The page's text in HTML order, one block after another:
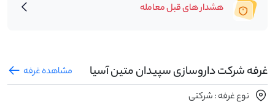
هشدار های قبل معامله
غرفه شرکت داروسازی سپیدان متین آسیا
مشاهده غرفه
نوع غرفه : شرکتی